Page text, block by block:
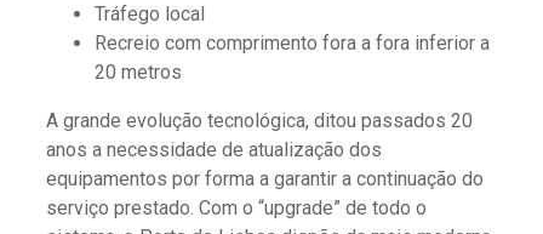
Tráfego local
Recreio com comprimento fora a fora inferior a
20 metros
A grande evolução tecnológica, ditou passados 20
anos a necessidade de atualização dos
equipamentos por forma a garantir a continuação do
serviço prestado. Com o “upgrade” de todo o